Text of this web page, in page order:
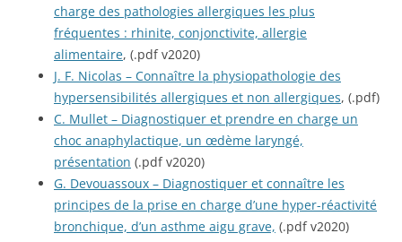
charge des pathologies allergiques les plus
fréquentes : rhinite, conjonctivite, allergie
alimentaire, (.pdf v2020)
J. F. Nicolas – Connaître la physiopathologie des
hypersensibilités allergiques et non allergiques, (.pdf)
C. Mullet – Diagnostiquer et prendre en charge un
choc anaphylactique, un œdème laryngé,
présentation (.pdf v2020)
G. Devouassoux – Diagnostiquer et connaître les
principes de la prise en charge d’une hyper-réactivité
bronchique, d’un asthme aigu grave, (.pdf v2020)